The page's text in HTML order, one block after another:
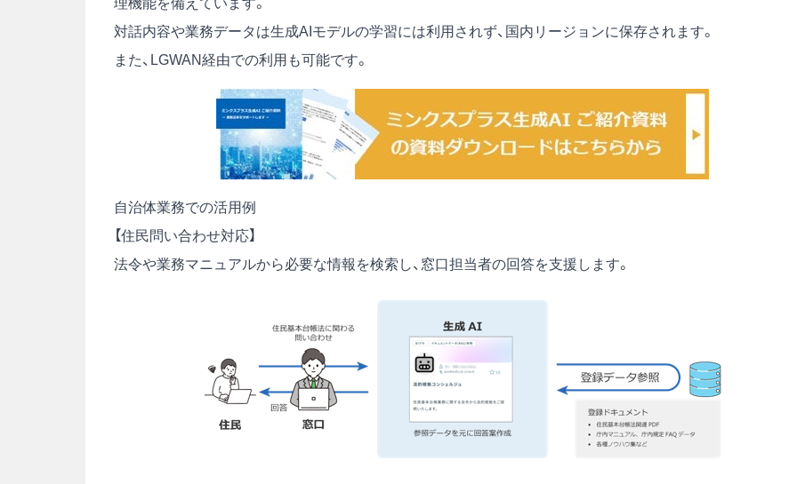
対話内容や業務データは生成AIモデルの学習には利用されず、国内リージョンに保存されます。
また、LGWAN経由での利用も可能です。
自治体業務での活用例
【住民問い合わせ対応】
法令や業務マニュアルから必要な情報を検索し、窓口担当者の回答を支援します。